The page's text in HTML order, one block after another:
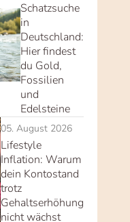
Schatzsuche
in
Deutschland:
Hier findest
du Gold,
Fossilien
und
Edelsteine
05. August 2026
Lifestyle
Inflation: Warum
dein Kontostand
trotz
Gehaltserhöhung
nicht wächst